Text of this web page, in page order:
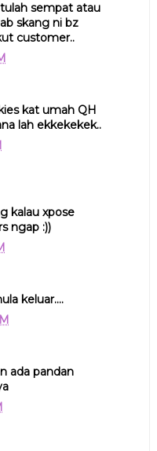
sempat atau
skang ni bz
customer..
kat umah QH
lah ekkekekek..
kalau xpose
ngap :))
keluar....
ada pandan